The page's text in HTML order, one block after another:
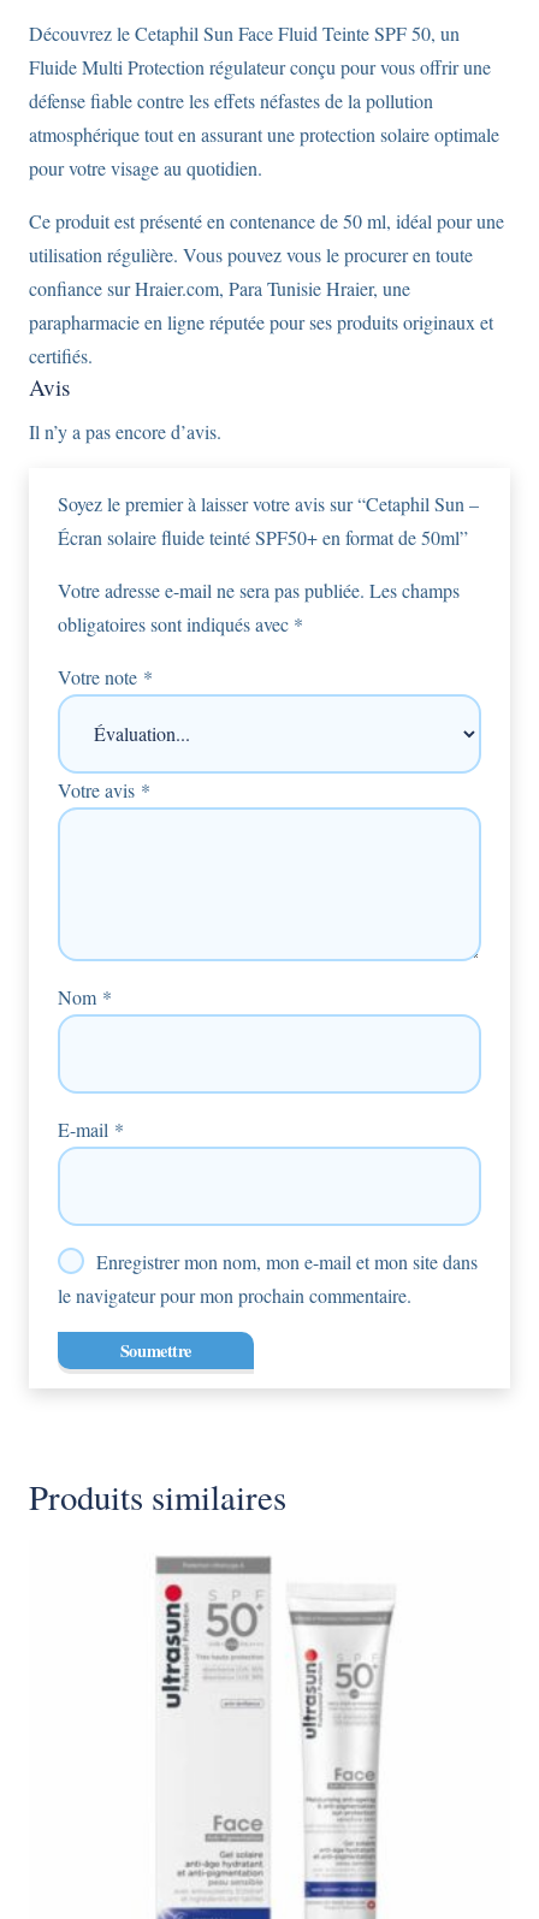
format
de
50ml
Découvrez le Cetaphil Sun Face Fluid Teinte SPF 50, un
Fluide Multi Protection régulateur conçu pour vous offrir une
défense fiable contre les effets néfastes de la pollution
atmosphérique tout en assurant une protection solaire optimale
pour votre visage au quotidien.
Ce produit est présenté en contenance de 50 ml, idéal pour une
utilisation régulière. Vous pouvez vous le procurer en toute
confiance sur Hraier.com, Para Tunisie Hraier, une
parapharmacie en ligne réputée pour ses produits originaux et
certifiés.
Avis
Il n’y a pas encore d’avis.
Soyez le premier à laisser votre avis sur “Cetaphil Sun –
Écran solaire fluide teinté SPF50+ en format de 50ml”
Votre adresse e-mail ne sera pas publiée. Les champs
obligatoires sont indiqués avec *
Votre note *
Votre avis *
Nom *
E-mail *
Enregistrer mon nom, mon e-mail et mon site dans
le navigateur pour mon prochain commentaire.
Produits similaires